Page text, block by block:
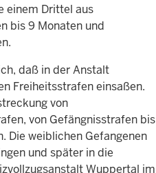
einem Drittel aus
bis 9 Monaten und
daß in der Anstalt
Freiheitsstrafen einsaßen.
von
von Gefängnisstrafen bis
Die weiblichen Gefangenen
und später in die
Wuppertal im